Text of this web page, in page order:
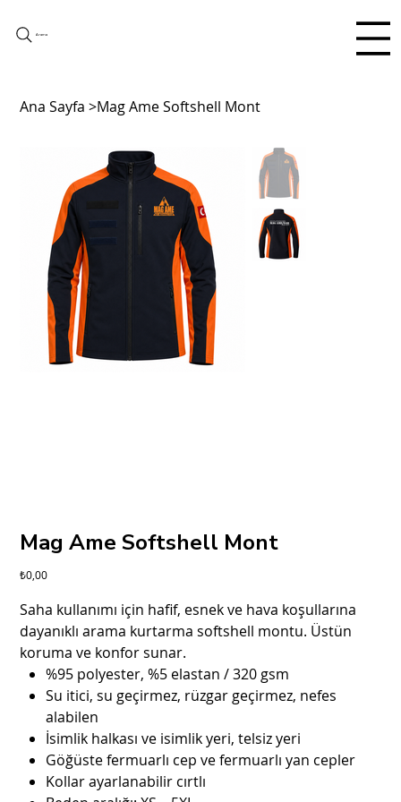
Arama
Ana Sayfa >Mag Ame Softshell Mont
Mag Ame Softshell Mont
Fiyat
₺0,00
Saha kullanımı için hafif, esnek ve hava koşullarına
dayanıklı arama kurtarma softshell montu. Üstün
koruma ve konfor sunar.
%95 polyester, %5 elastan / 320 gsm
Su itici, su geçirmez, rüzgar geçirmez, nefes
alabilen
İsimlik halkası ve isimlik yeri, telsiz yeri
Göğüste fermuarlı cep ve fermuarlı yan cepler
Kollar ayarlanabilir cırtlı